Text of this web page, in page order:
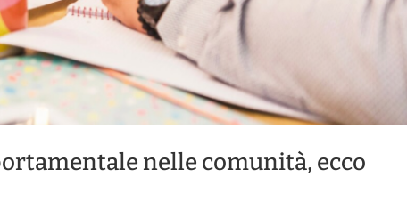
nelle comunità, ecco